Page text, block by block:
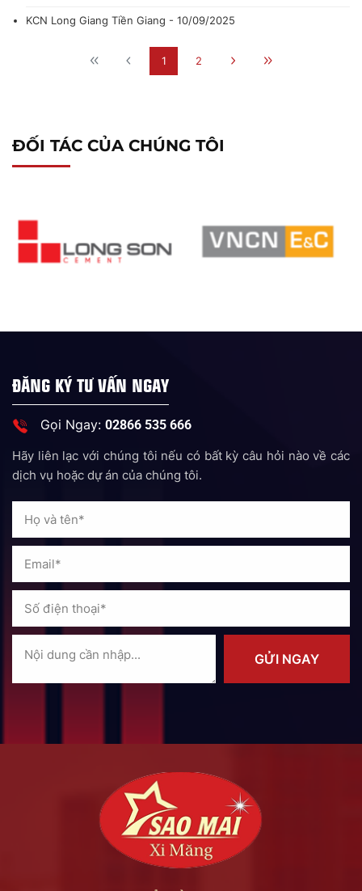
KCN Long Giang Tiền Giang - 10/09/2025
1 2
ĐỐI TÁC CỦA CHÚNG TÔI
ĐĂNG KÝ TƯ VẤN NGAY
Gọi Ngay: 02866 535 666
Hãy liên lạc với chúng tôi nếu có bất kỳ câu hỏi nào về các
dịch vụ hoặc dự án của chúng tôi.
GỬI NGAY